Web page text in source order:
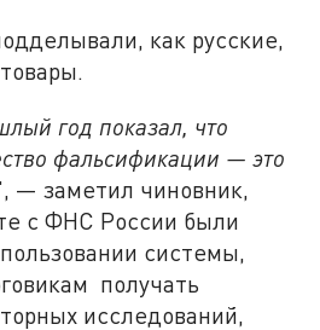
как русские,
год показал, что
фальсификации — это
— заметил чиновник,
с ФНС России были
системы,
получать
исследований,